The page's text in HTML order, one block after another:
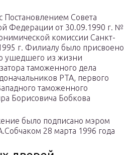
Совета
Федерации от 30.09.1990 г. №
комиссии Санкт-
г. Филиалу было присвоено
ушедшего из жизни
таможенного дела
РТА, первого
таможенного
Борисовича Бобкова
было подписано мэром
28 марта 1996 года